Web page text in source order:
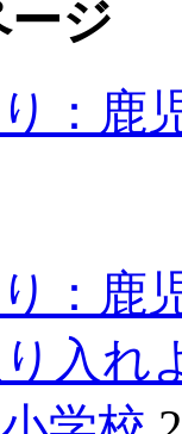
ジ
：鹿
：鹿
入れ